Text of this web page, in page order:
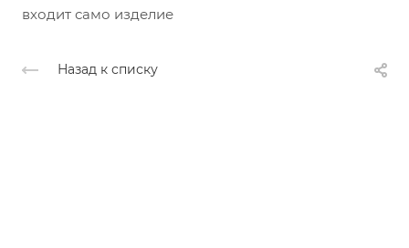
входит само изделие
Назад к списку